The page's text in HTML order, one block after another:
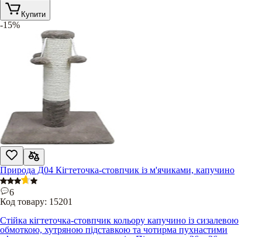
Купити
-15%
Природа Д04 Кігтеточка-стовпчик із м'ячиками, капучино
6
Код товару: 15201
Стійка кігтеточка-стовпчик кольору капучино із сизалевою
обмоткою, хутряною підставкою та чотирма пухнастими